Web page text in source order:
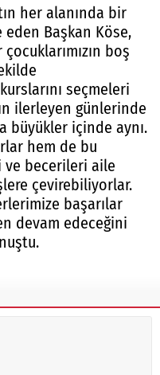
her alanında bir
Başkan Köse,
boş
seçmeleri
ilerleyen günlerinde
büyükler içinde aynı.
hem de bu
becerileri aile
çevirebiliyorlar.
başarılar
devam edeceğini